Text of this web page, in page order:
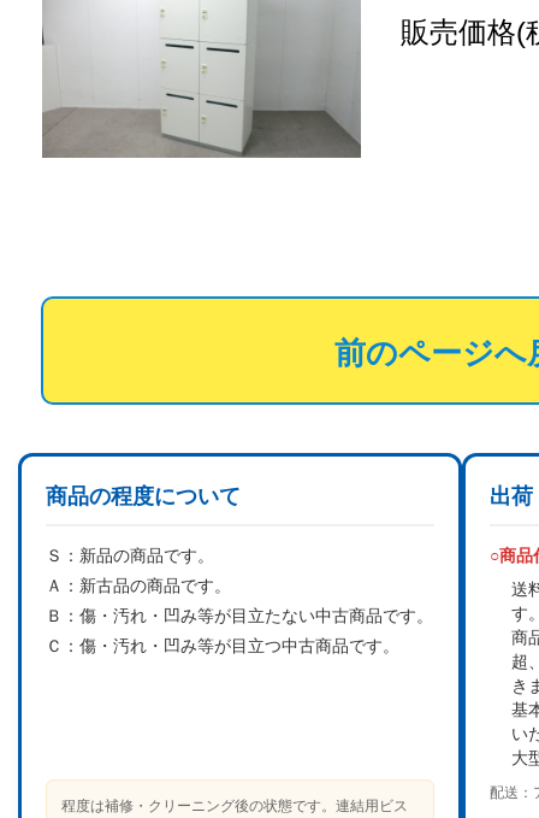
販売価格(
前のページへ
商品の程度について
Ｓ： 新品の商品です。
Ａ： 新古品の商品です。
Ｂ： 傷・汚れ・凹み等が目立たない中古商品です。
Ｃ： 傷・汚れ・凹み等が目立つ中古商品です。
程度は補修・クリーニング後の状態です。連結用ビス
出荷
○商品
送
す
商
超
き
基
い
大
配送：